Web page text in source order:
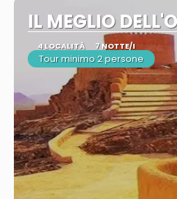
IL MEGLIO
4 LOCALITÀ 7 NOTTE/I
Tour minimo 2 persone